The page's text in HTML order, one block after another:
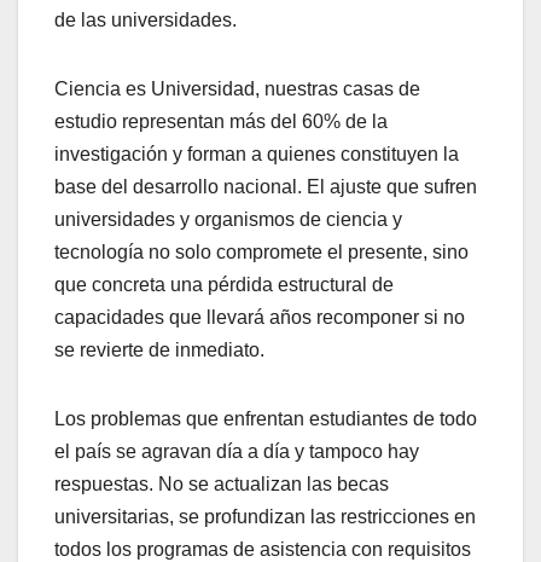
de las universidades.
Ciencia es Universidad, nuestras casas de
estudio representan más del 60% de la
investigación y forman a quienes constituyen la
base del desarrollo nacional. El ajuste que sufren
universidades y organismos de ciencia y
tecnología no solo compromete el presente, sino
que concreta una pérdida estructural de
capacidades que llevará años recomponer si no
se revierte de inmediato.
Los problemas que enfrentan estudiantes de todo
el país se agravan día a día y tampoco hay
respuestas. No se actualizan las becas
universitarias, se profundizan las restricciones en
todos los programas de asistencia con requisitos